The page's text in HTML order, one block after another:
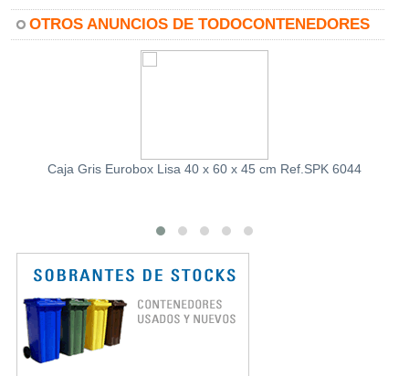
OTROS ANUNCIOS DE TODOCONTENEDORES
Caja Gris Eurobox Lisa 40 x 60 x 45 cm Ref.SPK 6044